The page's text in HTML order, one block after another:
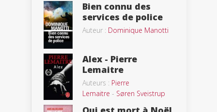
Bien connu des
services de police
Auteur : Dominique Manotti
Alex - Pierre
Lemaitre
Auteurs : Pierre
Lemaitre - Søren Sveistrup